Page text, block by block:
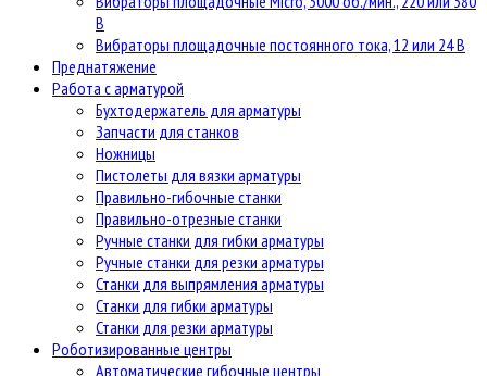
В
Вибраторы площадочные постоянного тока, 12 или 24 В
Преднатяжение
Работа с арматурой
Бухтодержатель для арматуры
Запчасти для станков
Ножницы
Пистолеты для вязки арматуры
Правильно-гибочные станки
Правильно-отрезные станки
Ручные станки для гибки арматуры
Ручные станки для резки арматуры
Станки для выпрямления арматуры
Станки для гибки арматуры
Станки для резки арматуры
Роботизированные центры
Автоматические гибочные центры